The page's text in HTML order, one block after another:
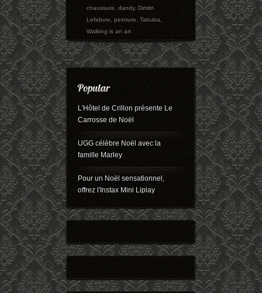
chaussure,dandy,Dimitri
Lefebvre,peinture,Tabuba,
Walking is an art
L'Hôtel de Crillon présente Le
Carrosse de Noël
UGG célèbre Noël avec la
famille Marley
Pour un Noël sensationnel,
offrez l'Instax Mini Liplay